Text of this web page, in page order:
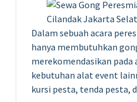
Dalam sebuah acara
hanya membutuhkan
merekomendasikan pada
kebutuhan alat event
kursi pesta, tenda pesta,